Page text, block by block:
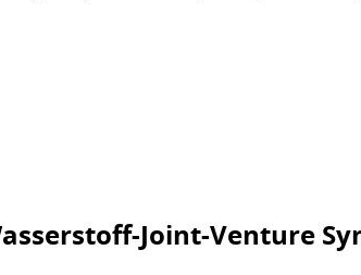
Joint-Venture